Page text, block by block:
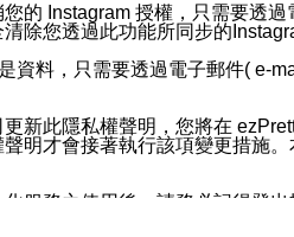
的 Instagram 授權，只需要透
除您透過此功能所同步的
資料，只需要透過電子郵件( e-
新此隱私權聲明，您將在
明才會接著執行該項變更措施
服務之使用後，請務必記得登